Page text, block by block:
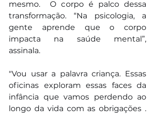
mesmo.  O corpo é palco dessa
transformação. “Na psicologia, a
gente aprende que o corpo
impacta na saúde mental”,
assinala.
"Vou usar a palavra criança. Essas
oficinas exploram essas faces da
infância que vamos perdendo ao
longo da vida com as obrigações .